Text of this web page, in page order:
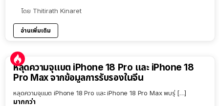
โดย Thitirath Kinaret
อ่านเพิ่มเติม
หลุดความจุแบต iPhone 18 Pro และ iPhone 18
Pro Max จากข้อมูลการรับรองในจีน
หลุดความจุแบต iPhone 18 Pro และ iPhone 18 Pro Max พบรุ่ […]
มากกว่า